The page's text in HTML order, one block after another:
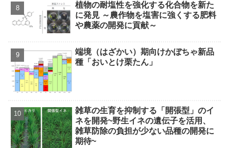
植物の耐塩性を強化する化合物を新た
に発見 ～農作物を塩害に強くする肥料
や農薬の開発に貢献～
端境（はざかい）期向けかぼちゃ新品
種「おいとけ栗たん」
雑草の生育を抑制する「開張型」のイ
ネを開発~野生イネの遺伝子を活用、
雑草防除の負担が少ない品種の開発に
期待~